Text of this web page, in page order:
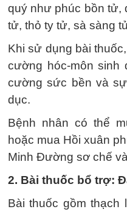
quý như phúc bồn tử,
tử, thỏ ty tử, sà sàng
Khi sử dụng bài
cường hóc-môn sinh
cường sức bền và
dục.
Bệnh nhân có thể
hoặc mua Hồi xuân
Minh Đường sơ chế
2. Bài thuốc bổ trợ:
Bài thuốc gồm